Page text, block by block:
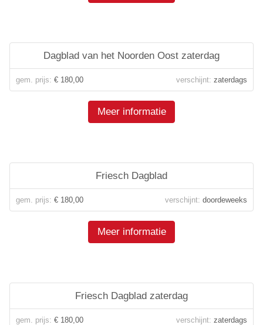
Dagblad van het Noorden Oost zaterdag
gem. prijs: € 180,00 verschijnt: zaterdags
Meer informatie
Friesch Dagblad
gem. prijs: € 180,00 verschijnt: doordeweeks
Meer informatie
Friesch Dagblad zaterdag
gem. prijs: € 180,00 verschijnt: zaterdags